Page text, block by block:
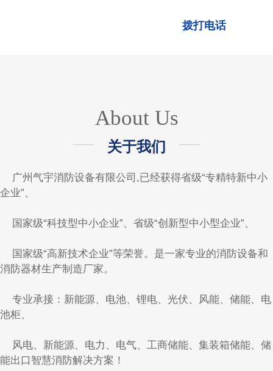
拨打电话
About Us
关于我们
广州气宇消防设备有限公司,已经获得省级“专精特新中小
企业”、
国家级“科技型中小企业”、省级“创新型中小型企业”、
国家级“高新技术企业”等荣誉。是一家专业的消防设备和
消防器材生产制造厂家。
专业承接：新能源、电池、锂电、光伏、风能、储能、电
池柜、
风电、新能源、电力、电气、工商储能、集装箱储能、储
能出口智慧消防解决方案！